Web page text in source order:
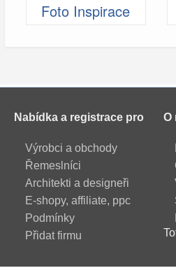
Foto Inspirace
Nabídka a registrace pro
Výrobci a obchody
Řemeslníci
Architekti a designeři
E-shopy, affiliate, ppc
Podmínky
Přidat firmu
O